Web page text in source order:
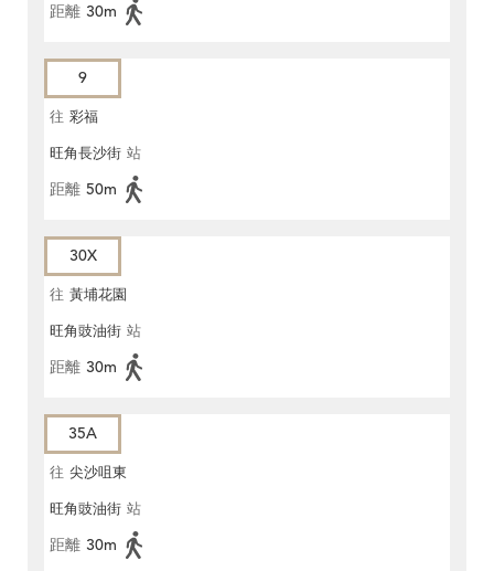
距離 30m
9
往 彩福
旺角長沙街 站
距離 50m
30X
往 黃埔花園
旺角豉油街 站
距離 30m
35A
往 尖沙咀東
旺角豉油街 站
距離 30m